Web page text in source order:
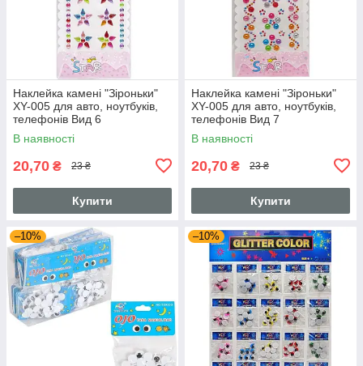
Наклейка камені "Зіроньки"
XY-005 для авто, ноутбуків,
телефонів Вид 6
В наявності
20,70 ₴ 23 ₴
Купити
Наклейка камені "Зіроньки"
XY-005 для авто, ноутбуків,
телефонів Вид 7
В наявності
20,70 ₴ 23 ₴
Купити
–10% –10%